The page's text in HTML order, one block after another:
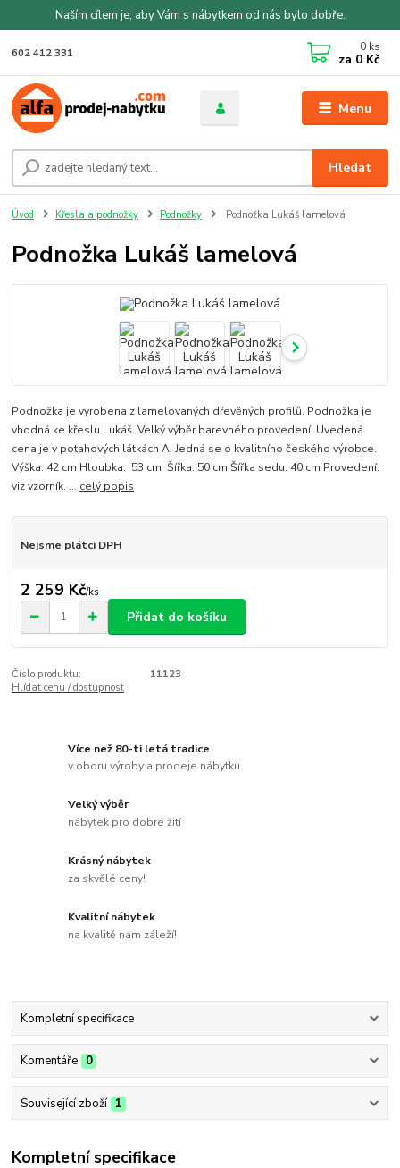
Naším cílem je, aby Vám s nábytkem od nás bylo dobře.
Menu
Hledat
602 412 331 0 ks
za 0 Kč
Úvod Křesla a podnožky Podnožky Podnožka Lukáš lamelová
Podnožka Lukáš lamelová
Podnožka je vyrobena z lamelovaných dřevěných profilů. Podnožka je
vhodná ke křeslu Lukáš. Velký výběr barevného provedení. Uvedená
cena je v potahových látkách A. Jedná se o kvalitního českého výrobce.
Výška: 42 cm Hloubka: 53 cm Šířka: 50 cm Šířka sedu: 40 cm Provedení:
viz vzorník. ... celý popis
Nejsme plátci DPH
2 259 Kč/ks
Přidat do košíku
Číslo produktu:
11123
Hlídat cenu / dostupnost
Více než 80-ti letá tradice
v oboru výroby a prodeje nábytku
Velký výběr
nábytek pro dobré žití
Krásný nábytek
za skvělé ceny!
Kvalitní nábytek
na kvalitě nám záleží!
Kompletní specifikace
Komentáře 0
Související zboží 1
Kompletní specifikace